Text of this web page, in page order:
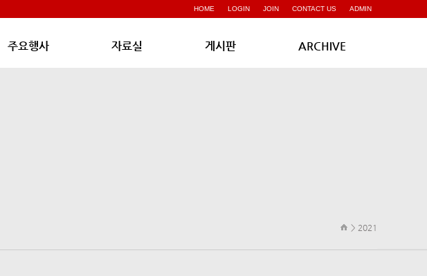
HOME LOGIN JOIN CONTACT US ADMIN
주요행사 자료실 게시판 ARCHIVE
> 2021